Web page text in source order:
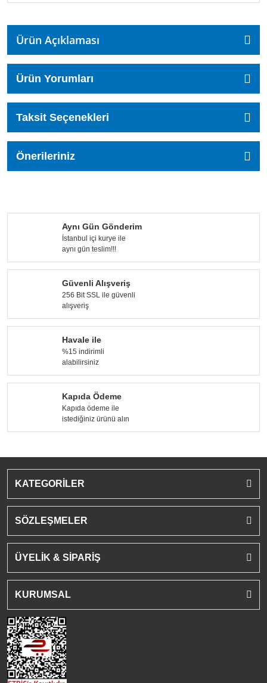
Ürün Açıklaması
Ürün Yorumları
Taksit Seçenekleri
Önerileriniz
Aynı Gün Gönderim
İstanbul içi kurye ile
aynı gün teslim!!!
Güvenli Alışveriş
256 Bit SSL ile güvenli
alışveriş
Havale ile
%15 indirimli
alabilirsiniz
Kapıda Ödeme
Kapıda ödeme ile
istediğiniz ürünü alın
KATEGORİLER
SÖZLEŞMELER
ÜYELİK & SİPARİŞ
KURUMSAL